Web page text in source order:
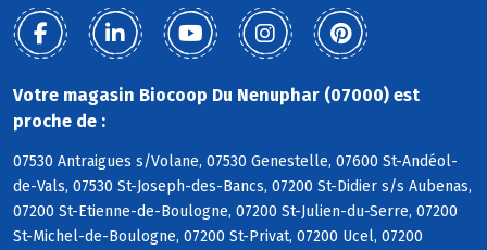
Votre magasin Biocoop Du Nenuphar (07000) est
proche de :
07530 Antraigues s/Volane, 07530 Genestelle, 07600 St-Andéol-
de-Vals, 07530 St-Joseph-des-Bancs, 07200 St-Didier s/s Aubenas,
07200 St-Etienne-de-Boulogne, 07200 St-Julien-du-Serre, 07200
St-Michel-de-Boulogne, 07200 St-Privat, 07200 Ucel, 07200